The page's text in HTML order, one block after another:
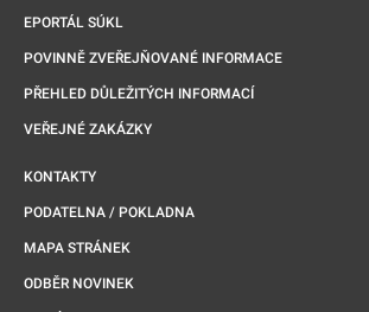
EPORTÁL SÚKL
POVINNĚ ZVEŘEJŇOVANÉ INFORMACE
PŘEHLED DŮLEŽITÝCH INFORMACÍ
VEŘEJNÉ ZAKÁZKY
KONTAKTY
PODATELNA / POKLADNA
MAPA STRÁNEK
ODBĚR NOVINEK